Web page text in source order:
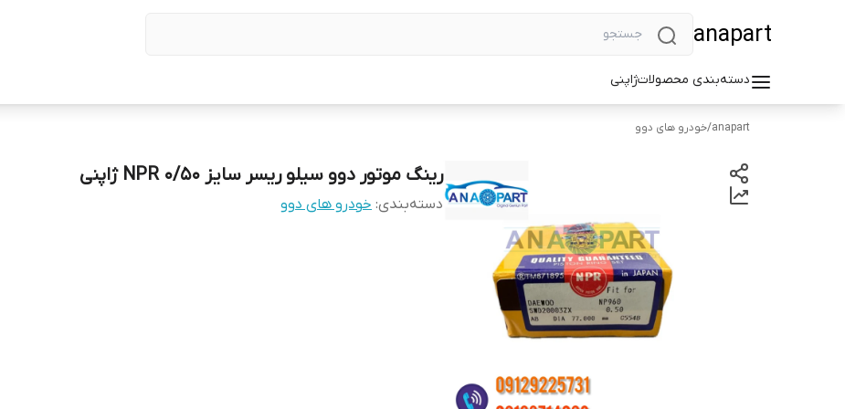
anapart
دسته‌بندی محصولاتژاپنی
anapart
/خودرو های دوو
رینگ موتور دوو سیلو ریسر سایز 0/50 NPR ژاپنی
دسته‌بندی: خودرو های دوو